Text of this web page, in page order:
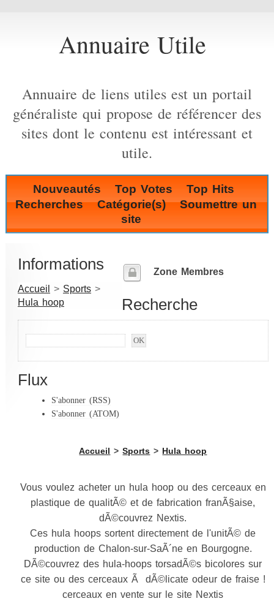
Annuaire Utile
Annuaire de liens utiles est un portail
généraliste qui propose de référencer des
sites dont le contenu est intéressant et
utile.
Nouveautés Top Votes
Top Hits
Recherches
Catégorie(s)
Soumettre un
site
Informations
Accueil > Sports>
Hula hoop
Zone Membres
Recherche
Flux
S'abonner (RSS)
S'abonner (ATOM)
Accueil >Sports > Hula hoop
Vous voulez acheter un hula hoop ou des cerceaux en
plastique de qualitÃ© et de fabrication franÃ§aise,
dÃ©couvrez Nextis.
Ces hula hoops sortent directement de l'unitÃ© de
production de Chalon-sur-SaÃ´ne en Bourgogne.
DÃ©couvrez des hula-hoops torsadÃ©s bicolores sur
ce site ou des cerceaux Ã dÃ©licate odeur de fraise !
cerceaux en vente sur le site Nextis